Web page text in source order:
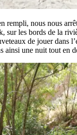
rempli, nous nous
sur les bords de la
de jouer dans
ainsi une nuit tout en